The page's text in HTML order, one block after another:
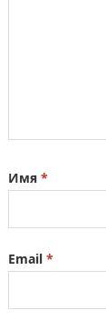
Имя *
Email *